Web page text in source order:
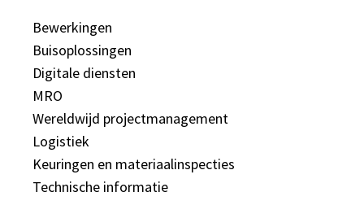
Bewerkingen
Buisoplossingen
Digitale diensten
MRO
Wereldwijd projectmanagement
Logistiek
Keuringen en materiaalinspecties
Technische informatie